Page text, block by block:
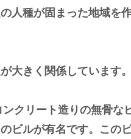
人種が固まった地域を
大きく関係しています。
クリート造りの無骨な
ビルが有名です。この